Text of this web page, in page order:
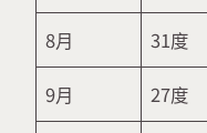
8月 31度
9月 27度